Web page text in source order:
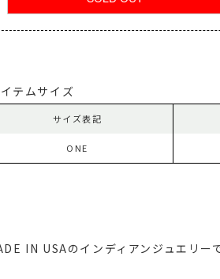
テムサイズ
サイズ表記
ONE
IN USAのインディアンジュエリーで